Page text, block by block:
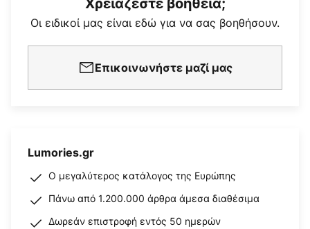
Χρειάζεστε βοήθεια;
Οι ειδικοί μας είναι εδώ για να σας βοηθήσουν.
Επικοινωνήστε μαζί μας
Lumories.gr
Ο μεγαλύτερος κατάλογος της Ευρώπης
Πάνω από 1.200.000 άρθρα άμεσα διαθέσιμα
Δωρεάν επιστροφή εντός 50 ημερών